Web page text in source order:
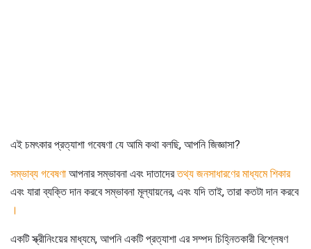
এই চমৎকার প্রত্যাশা গবেষণা যে আমি কথা বলছি, আপনি জিজ্ঞাসা?
সম্ভাব্য গবেষণা আপনার সম্ভাবনা এবং দাতাদেরতথ্য জনসাধারণের মাধ্যমে শিকার
এবং যারা ব্যক্তি দান করবে সম্ভাবনা মূল্যায়নের, এবং যদি তাই, তারা কতটা দান করবে
।
একটি স্ক্রীনিংয়ের মাধ্যমে, আপনি একটি প্রত্যাশা এর সম্পদ চিহ্নিতকারী বিশ্লেষণ